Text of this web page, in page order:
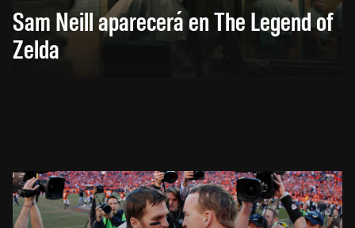
Sam Neill aparecerá en The Legend of
Zelda